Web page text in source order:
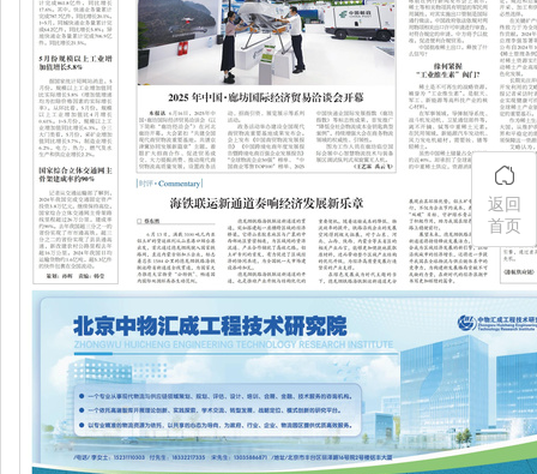
返回
首页